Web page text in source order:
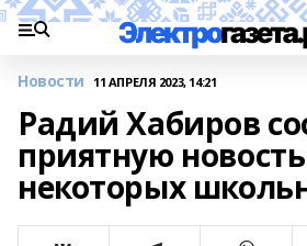
Новости 11 АПРЕЛЯ 2023, 14:21
Радий Хабиров
приятную
некоторых